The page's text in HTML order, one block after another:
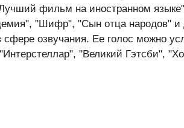
фильм на иностранном
"Шифр", "Сын отца народов" и
озвучания. Ее голос можно
"Великий Гэтсби",